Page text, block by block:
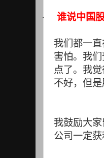
· 谁说中国
我们都一
害怕。我
点了。我
不好，但是
我鼓励大
公司一定获